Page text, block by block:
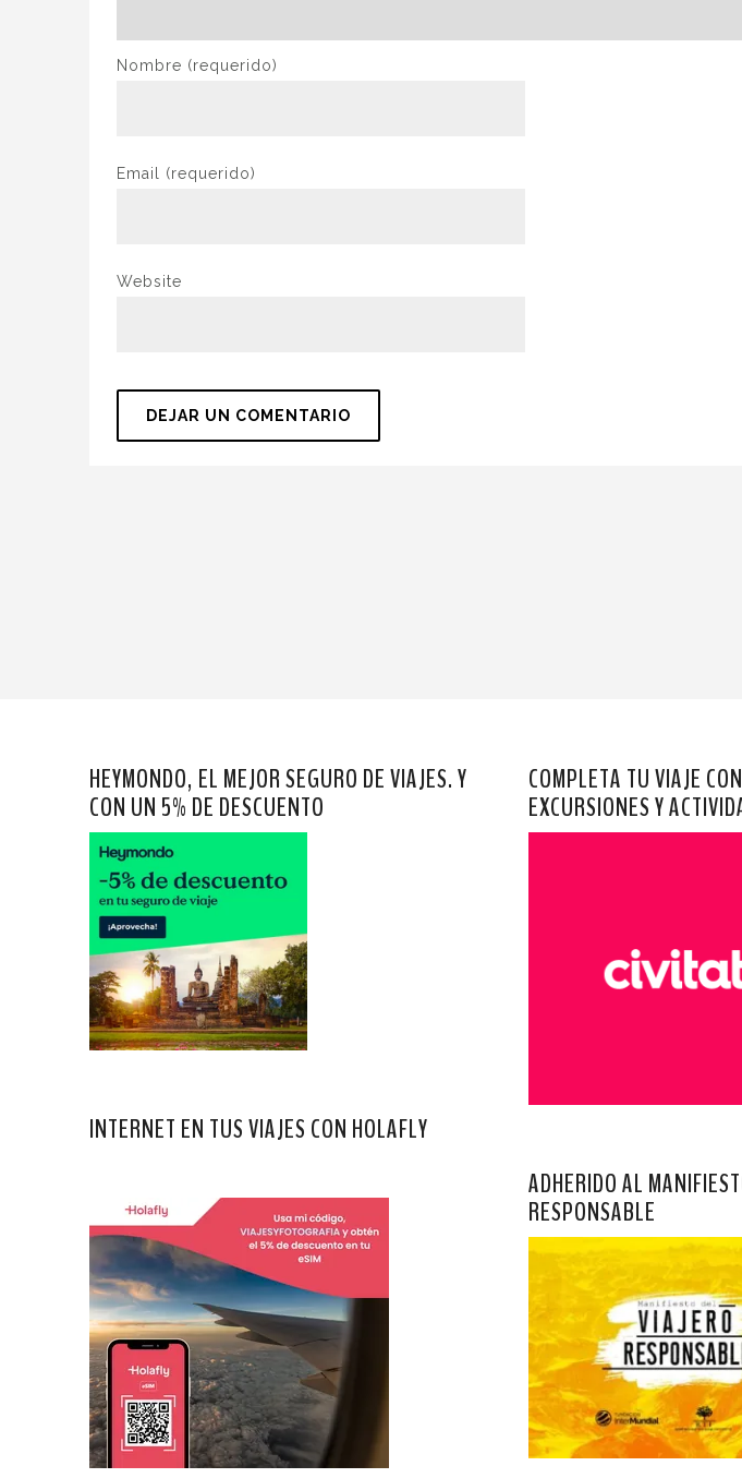
Nombre (requerido)
Email (requerido)
Website
HEYMONDO, EL MEJOR SEGURO DE VIAJES. Y
CON UN 5% DE DESCUENTO
INTERNET EN TUS VIAJES CON HOLAFLY
COMPLETA TU VIAJE
EXCURSIONES Y
ADHERIDO AL
RESPONSABLE